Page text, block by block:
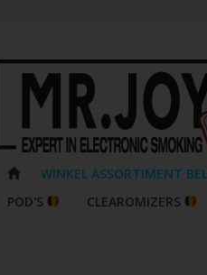
WINKEL ASSORTIMENT
POD'S
CLEAROMIZERS